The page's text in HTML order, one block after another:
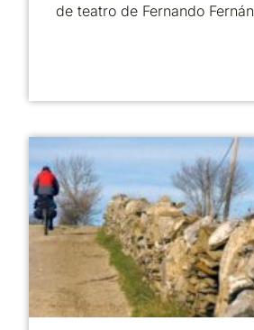
de teatro de Fernando Fernán